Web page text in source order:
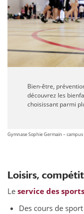
Bien-être,
découvrez les
choisissant parmi
Gymnase Sophie Germain –
Loisirs,
Le service des
Des cours de